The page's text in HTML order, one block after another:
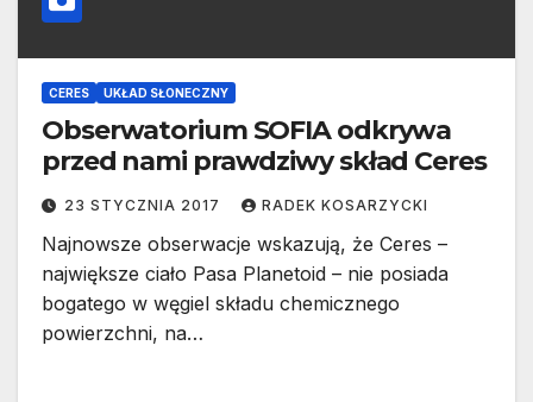
CERES UKŁAD SŁONECZNY
Obserwatorium SOFIA odkrywa
przed nami prawdziwy skład Ceres
23 STYCZNIA 2017 RADEK KOSARZYCKI
Najnowsze obserwacje wskazują, że Ceres –
największe ciało Pasa Planetoid – nie posiada
bogatego w węgiel składu chemicznego
powierzchni, na…